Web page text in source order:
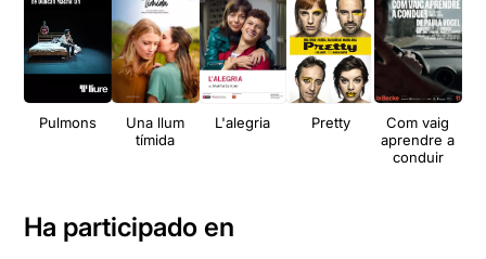
Pulmons
Una llum
tímida
L'alegria Pretty
Com vaig
aprendre a
conduir
Ha participado en